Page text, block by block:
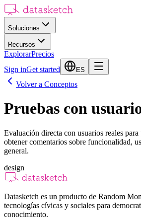
Soluciones
Recursos
ExplorarPrecios
Sign inGet started ES
Volver a Conceptos
Pruebas con
Evaluación directa con usuarios reales
obtener comentarios sobre funcionalidad,
general.
design
Datasketch es un producto de Random
tecnologías cívicas y sociales para
conocimiento.